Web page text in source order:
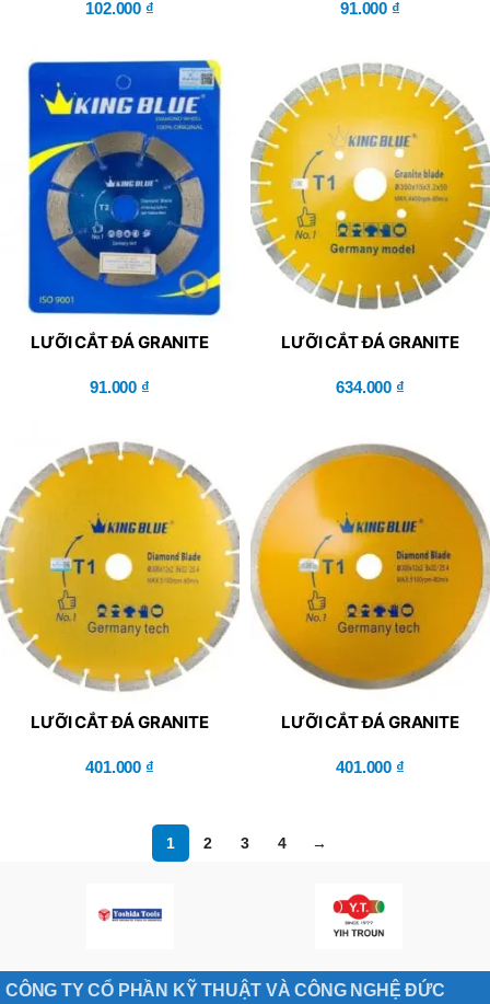
102.000 ₫ 91.000 ₫
LƯỠI CẮT ĐÁ GRANITE
91.000 ₫
LƯỠI CẮT ĐÁ GRANITE
350x50x3.2x15R
634.000 ₫
LƯỠI CẮT ĐÁ GRANITE
401.000 ₫
LƯỠI CẮT ĐÁ GRANITE
401.000 ₫
1 2 3 4 →
CÔNG TY CỔ PHẦN KỸ THUẬT VÀ CÔNG NGHỆ ĐỨC